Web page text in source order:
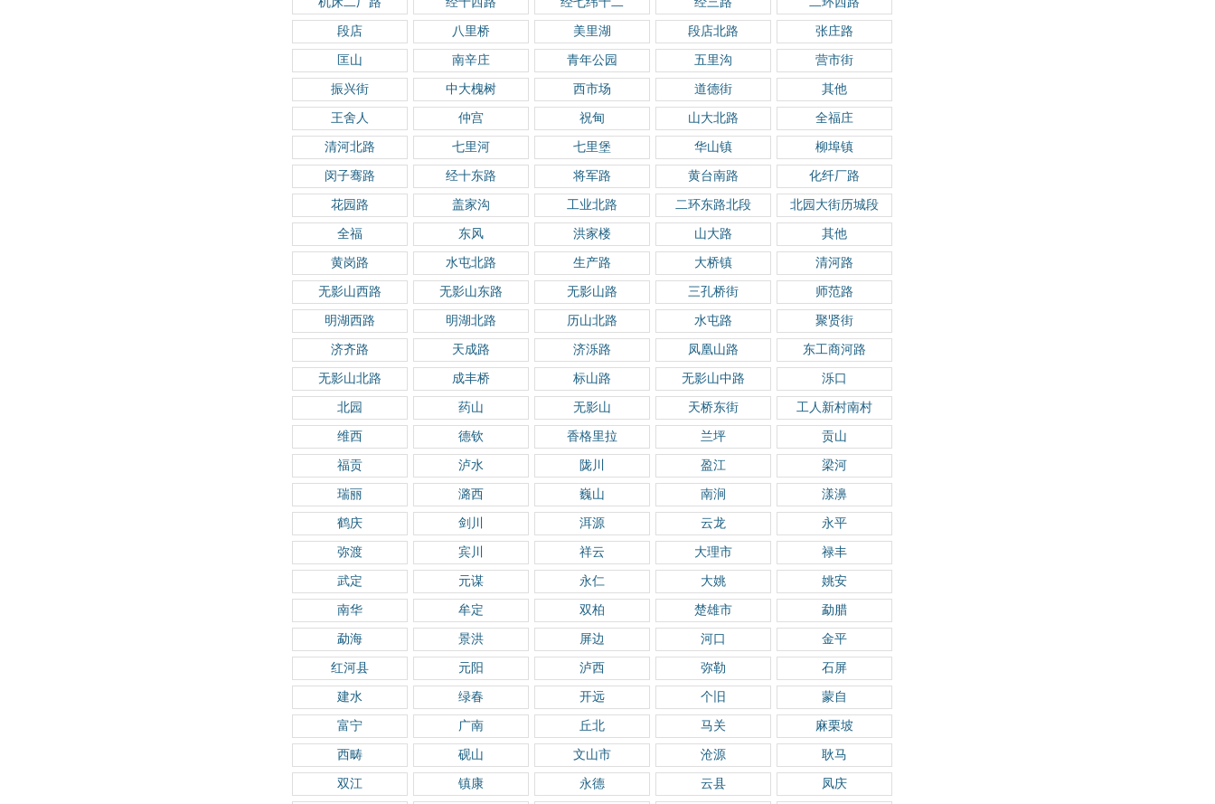
段店 八里桥 美里湖 段店北路 张庄路
匡山 南辛庄 青年公园 五里沟 营市街
振兴街 中大槐树 西市场 道德街 其他
王舍人 仲宫 祝甸 山大北路 全福庄
清河北路 七里河 七里堡 华山镇 柳埠镇
闵子骞路 经十东路 将军路 黄台南路 化纤厂路
花园路 盖家沟 工业北路 二环东路北段 北园大街历城段
全福 东风 洪家楼 山大路 其他
黄岗路 水屯北路 生产路 大桥镇 清河路
无影山西路 无影山东路 无影山路 三孔桥街 师范路
明湖西路 明湖北路 历山北路 水屯路 聚贤街
济齐路 天成路 济泺路 凤凰山路 东工商河路
无影山北路 成丰桥 标山路 无影山中路 泺口
北园 药山 无影山 天桥东街 工人新村南村
维西 德钦 香格里拉 兰坪 贡山
福贡 泸水 陇川 盈江 梁河
瑞丽 潞西 巍山 南涧 漾濞
鹤庆 剑川 洱源 云龙 永平
弥渡 宾川 祥云 大理市 禄丰
武定 元谋 永仁 大姚 姚安
南华 牟定 双柏 楚雄市 勐腊
勐海 景洪 屏边 河口 金平
红河县 元阳 泸西 弥勒 石屏
建水 绿春 开远 个旧 蒙自
富宁 广南 丘北 马关 麻栗坡
西畴 砚山 文山市 沧源 耿马
双江 镇康 永德 云县 凤庆